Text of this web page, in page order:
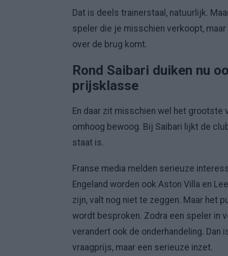
Dat is deels trainerstaal, natuurlijk.
speler die je misschien verkoopt,
over de brug komt.
Rond Saibari duiken nu
prijsklasse
En daar zit misschien wel het grootste
omhoog bewoog. Bij Saibari lijkt de
staat is.
Franse media melden serieuze
Engeland worden ook Aston Villa en
zijn, valt nog niet te zeggen. Maar het
wordt besproken. Zodra een speler in
verandert ook de onderhandeling.
vraagprijs, maar een serieuze inzet.